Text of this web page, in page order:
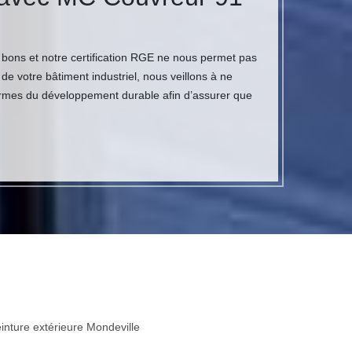
et notre certification RGE ne nous permet pas
votre bâtiment industriel, nous veillons à ne
du développement durable afin d’assurer que
extérieure Mondeville